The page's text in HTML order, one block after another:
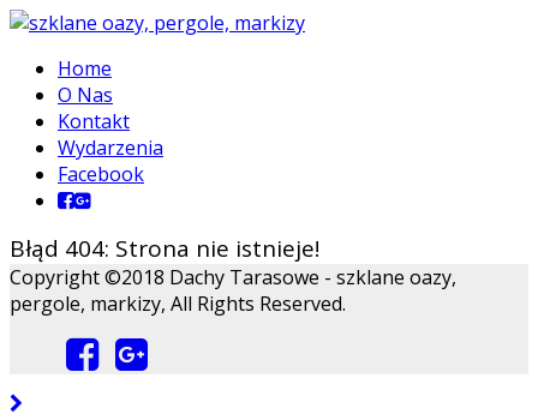
Home
O Nas
Kontakt
Wydarzenia
Facebook
Błąd 404: Strona nie istnieje!
Copyright ©2018 Dachy Tarasowe - szklane oazy,
pergole, markizy, All Rights Reserved.